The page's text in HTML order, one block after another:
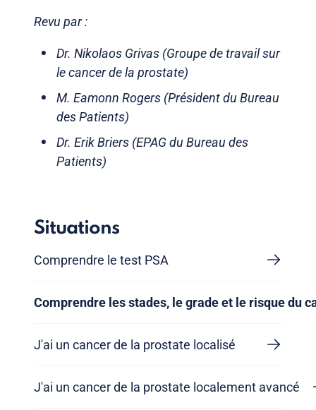
Revu par :
Dr. Nikolaos Grivas (Groupe de travail sur
le cancer de la prostate)
M. Eamonn Rogers (Président du Bureau
des Patients)
Dr. Erik Briers (EPAG du Bureau des
Patients)
Situations
Comprendre le test PSA
Comprendre les stades, le grade et le risque du
J'ai un cancer de la prostate localisé
J'ai un cancer de la prostate localement avancé